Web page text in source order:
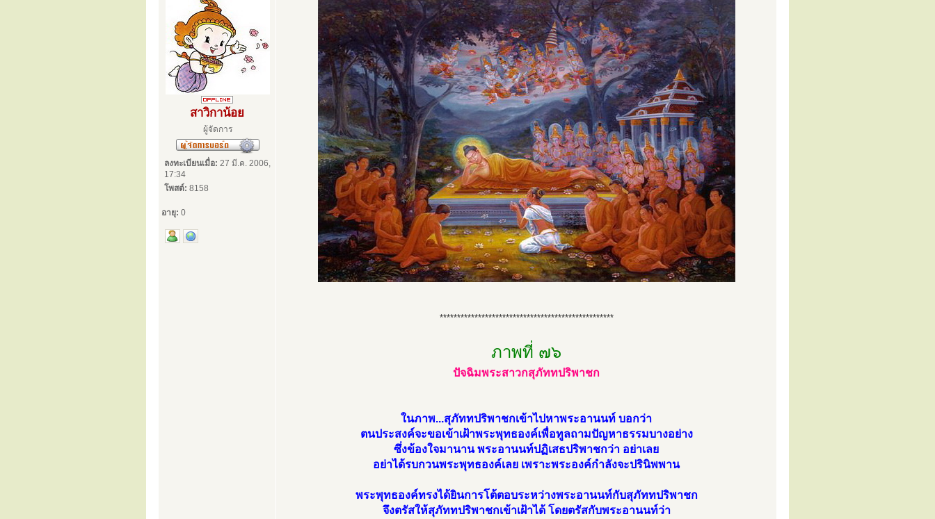
สาวิกาน้อย
ผู้จัดการ
ลงทะเบียนเมื่อ: 27 มี.ค. 2006,
17:34
โพสต์: 8158
อายุ: 0
**************************************************
ภาพที่ ๗๖
ปัจฉิมพระสาวกสุภัททปริพาชก
ในภาพ...สุภัททปริพาชกเข้าไปหาพระอานนท์ บอกว่า
ตนประสงค์จะขอเข้าเฝ้าพระพุทธองค์เพื่อทูลถามปัญหาธรรมบางอย่าง
ซึ่งข้องใจมานาน พระอานนท์ปฏิเสธปริพาชกว่า อย่าเลย
อย่าได้รบกวนพระพุทธองค์เลย เพราะพระองค์กำลังจะปรินิพพาน
พระพุทธองค์ทรงได้ยินการโต้ตอบระหว่างพระอานนท์กับสุภัททปริพาชก
จึงตรัสให้สุภัททปริพาชกเข้าเฝ้าได้ โดยตรัสกับพระอานนท์ว่า